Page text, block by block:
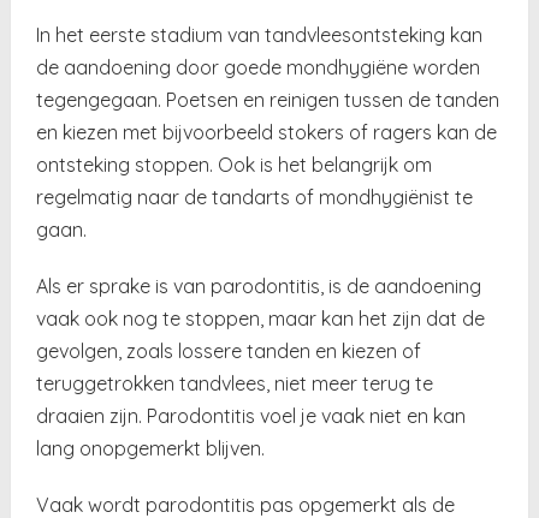
In het eerste stadium van tandvleesontsteking kan
de aandoening door goede mondhygiëne worden
tegengegaan. Poetsen en reinigen tussen de tanden
en kiezen met bijvoorbeeld stokers of ragers kan de
ontsteking stoppen. Ook is het belangrijk om
regelmatig naar de tandarts of mondhygiënist te
gaan.
Als er sprake is van parodontitis, is de aandoening
vaak ook nog te stoppen, maar kan het zijn dat de
gevolgen, zoals lossere tanden en kiezen of
teruggetrokken tandvlees, niet meer terug te
draaien zijn. Parodontitis voel je vaak niet en kan
lang onopgemerkt blijven.
Vaak wordt parodontitis pas opgemerkt als de